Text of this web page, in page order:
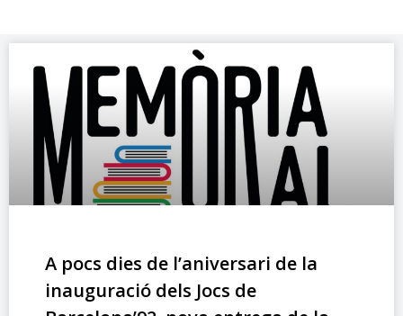
A pocs dies de l’aniversari de la
inauguració dels Jocs de